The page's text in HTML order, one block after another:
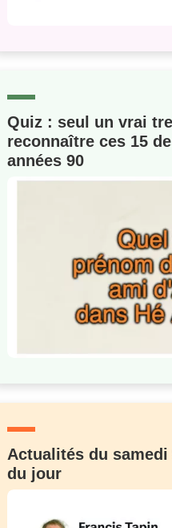
Quiz : seul un vrai
reconnaître ces 15
années 90
Actualités du
du jour